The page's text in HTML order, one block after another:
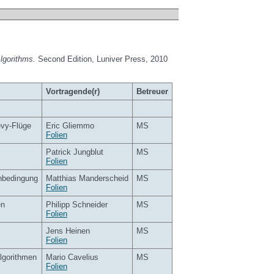
Second Edition, Luniver Press, 2010
Vortragende(r) Betreuer
Flüge
Eric Gliemmo
Folien
MS
Patrick Jungblut
Folien
MS
Matthias Manderscheid
Folien
MS
Philipp Schneider
Folien
MS
Jens Heinen
Folien
MS
Mario Cavelius
Folien
MS